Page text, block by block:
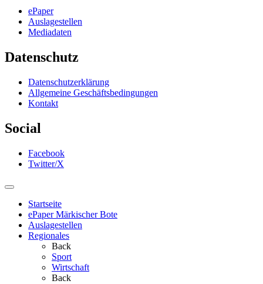
ePaper
Auslagestellen
Mediadaten
Datenschutz
Datenschutzerklärung
Allgemeine Geschäftsbedingungen
Kontakt
Social
Facebook
Twitter/X
Startseite
ePaper Märkischer Bote
Auslagestellen
Regionales
Back
Sport
Wirtschaft
Back